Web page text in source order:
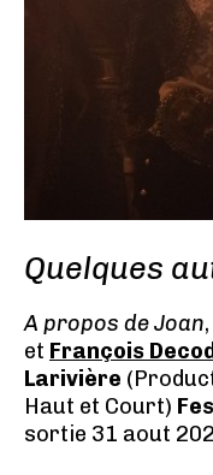
Quelques
A propos de Joan
et François
Larivière
Haut et Court)
sortie 31 aout